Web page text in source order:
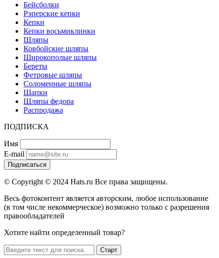
Бейсболки
Рэперские кепки
Кепки
Кепки восьмиклинки
Шляпы
Ковбойские шляпы
Широкополые шляпы
Береты
Фетровые шляпы
Соломенные шляпы
Шапки
Шляпы федора
Распродажа
ПОДПИСКА
Имя
E-mail
Подписаться
© Copyright © 2024 Hats.ru Все права защищены.
Весь фотоконтент является авторским, любое использование
(в том числе некоммерческое) возможно только с разрешения
правообладателей
Хотите найти определенный товар?
Старт